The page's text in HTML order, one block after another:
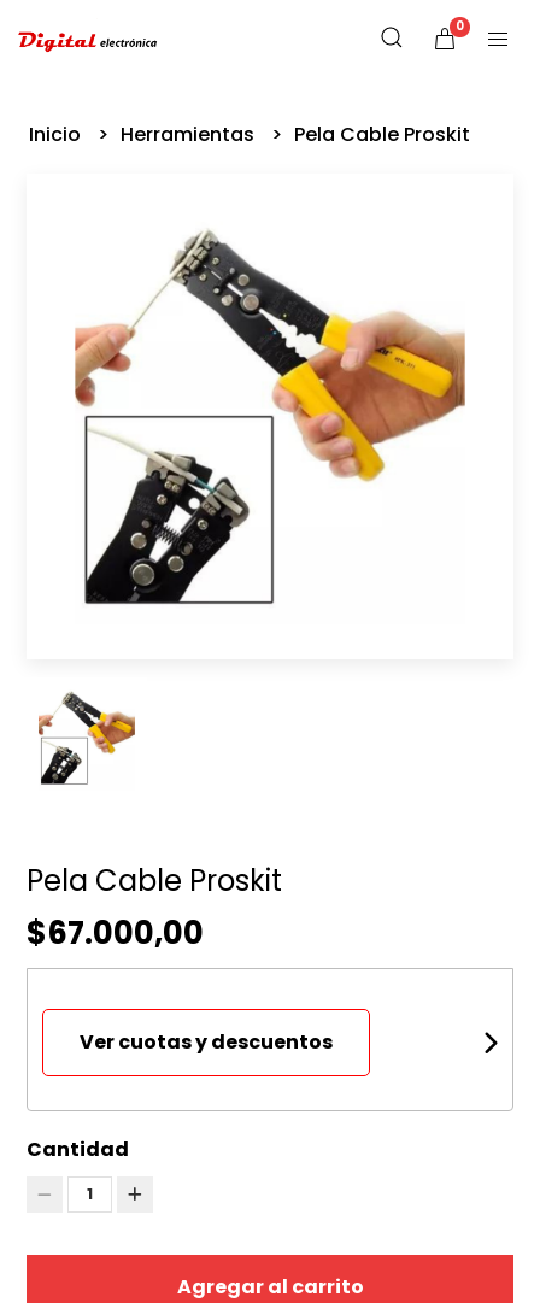
0
Inicio Herramientas Pela Cable Proskit
Pela Cable Proskit
$67.000,00
Ver cuotas y descuentos
Cantidad
1
Agregar al carrito